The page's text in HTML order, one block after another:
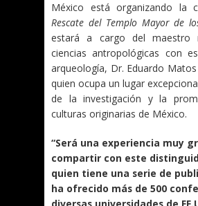
México está organizando la
Rescate del Templo Mayor de
estará a cargo del maestro
ciencias antropológicas con
arqueología, Dr. Eduardo
quien ocupa un lugar
de la investigación y la
culturas originarias de México.
“Será una experiencia muy
compartir con este
quien tiene una serie de
ha ofrecido más de 500